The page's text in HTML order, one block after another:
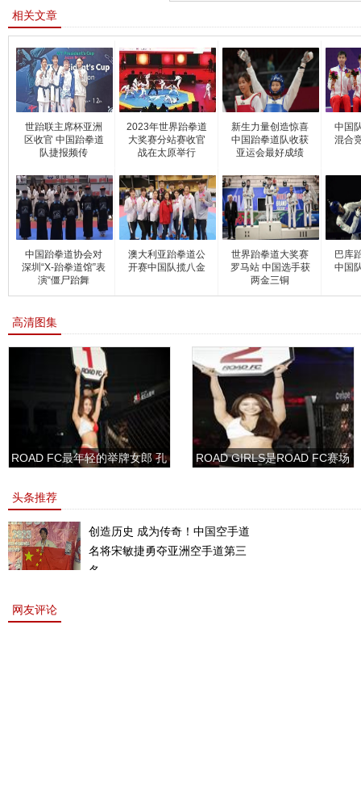
相关文章
世跆联主席杯亚洲
区收官 中国跆拳道
队捷报频传
2023年世界跆拳道
大奖赛分站赛收官
战在太原举行
新生力量创造惊喜
中国跆拳道队收获
亚运会最好成绩
中国
混合
中国跆拳道协会对
深圳“X-跆拳道馆”表
演“僵尸跆舞
澳大利亚跆拳道公
开赛中国队揽八金
世界跆拳道大奖赛
罗马站 中国选手获
两金三铜
巴库
中国
高清图集
ROAD FC最年轻的举牌女郎 孔
ROAD GIRLS是ROAD FC赛场
头条推荐
创造历史 成为传奇！中国空手道
名将宋敏捷勇夺亚洲空手道第三
名。
网友评论